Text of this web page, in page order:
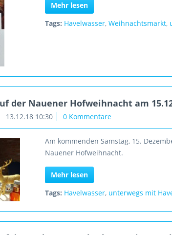
Mehr lesen
Tags: Havelwasser,Weihnachtsmarkt,
der Nauener Hofweihnacht am
13.12.18 10:30 0 Kommentare
Am kommenden Samstag, 15.
Nauener Hofweihnacht.
Mehr lesen
Tags: Havelwasser, unterwegs mit